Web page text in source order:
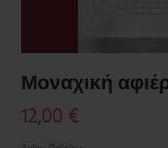
Μοναχική
12,00 €